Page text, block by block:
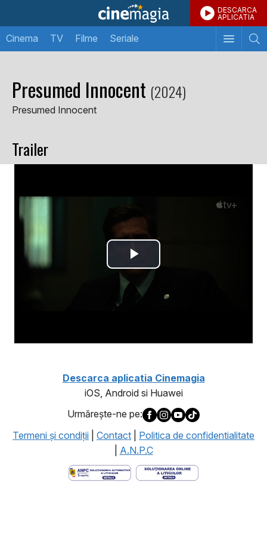
DESCARCA
APLICATIA
Cinema TV Filme Seriale
Presumed Innocent (2024)
Presumed Innocent
Trailer
Descarca aplicatia Cinemagia
iOS, Android si Huawei
Urmăreşte-ne pe:
Termeni şi condiţii
Contact
Politica de confidentialitate
A.N.P.C